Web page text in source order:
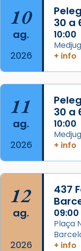
📸 J. Merino
Photo
View on Facebook ·
de
Aquest
missa d’acció
comitè
del Sant Pare
L’arquebisbe
Josep Omella,
concelebrat el
Mons. David
📸 Dr. G. Simón
Photo
10
ag.
2026
30 a
10:00
+ info
11
ag.
2026
30 a
10:00
+ info
12
ag.
2026
437
09:00
Plaça
+ info